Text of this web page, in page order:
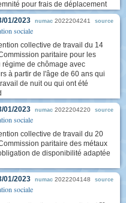
pour frais de déplacement
01/2023 numac 2022204241 source
sociale
collective de travail du 14
paritaire pour les
de chômage avec
à partir de l'âge de 60 ans qui
de nuit ou qui ont été
01/2023 numac 2022204220 source
sociale
collective de travail du 20
paritaire des métaux
de disponibilité adaptée
01/2023 numac 2022204148 source
sociale